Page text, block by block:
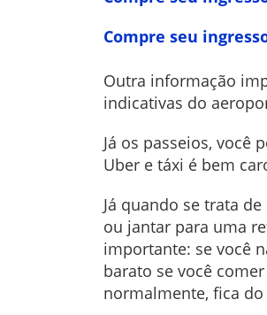
Compre seu
Outra informação
indicativas do
Já os passeios, você
Uber e táxi é bem
Já quando se trata
ou jantar para uma
importante: se você
barato se você
normalmente, fica